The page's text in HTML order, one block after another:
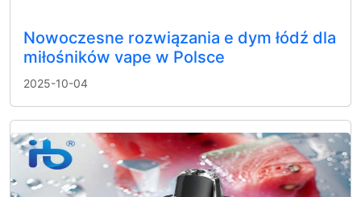
Nowoczesne rozwiązania e dym łódź dla
miłośników vape w Polsce
2025-10-04